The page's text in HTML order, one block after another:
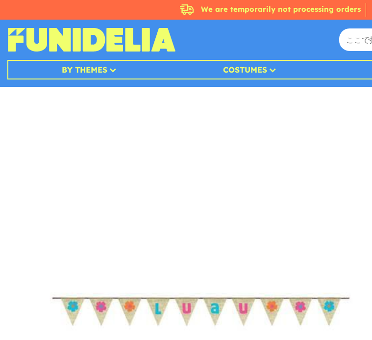
We are temporarily not processing orders
BY THEMES COSTUMES